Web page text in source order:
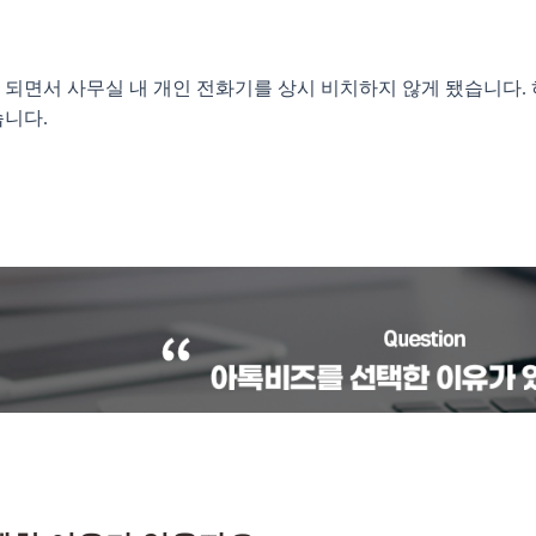
면서 사무실 내 개인 전화기를 상시 비치하지 않게 됐습니
다.